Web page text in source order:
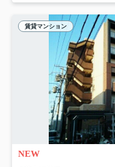
賃貸マンション
NEW